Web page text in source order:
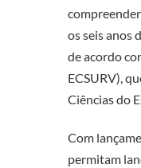
os seis anos
de acordo
ECSURV),
Ciências do
Com
permitam